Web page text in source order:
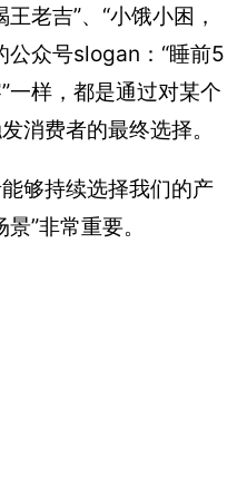
老吉”、“小饿小困，
公众号slogan：“睡前5
一样，都是通过对某个
消费者的最终选择。
够持续选择我们的产
”非常重要。